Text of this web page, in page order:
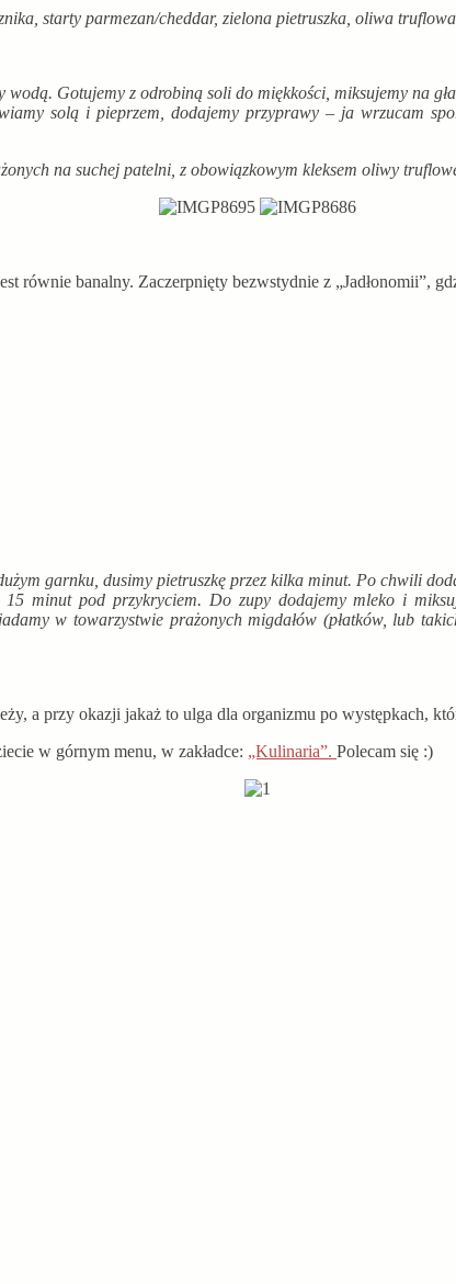
starty parmezan/cheddar, zielona pietruszka, oliwa
Gotujemy z odrobiną soli do miękkości, miksujemy na
solą i pieprzem, dodajemy przyprawy – ja wrzucam
na suchej patelni, z obowiązkowym kleksem oliwy
równie banalny. Zaczerpnięty bezwstydnie z „Jadłonomii”,
garnku, dusimy pietruszkę przez kilka minut. Po chwili
minut pod przykryciem. Do zupy dodajemy mleko i
w towarzystwie prażonych migdałów (płatków, lub
a przy okazji jakaż to ulga dla organizmu po występkach,
w górnym menu, w zakładce: „Kulinaria”. Polecam się :)